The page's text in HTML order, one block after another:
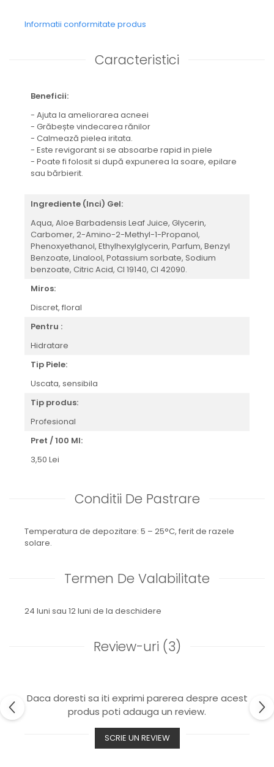
Informatii conformitate produs
Caracteristici
Beneficii:
- Ajuta la ameliorarea acneei
- Grăbește vindecarea rănilor
- Calmează pielea iritata.
- Este revigorant si se absoarbe rapid in piele
- Poate fi folosit si după expunerea la soare, epilare
sau bărbierit.
Ingrediente (Inci) Gel:
Aqua, Aloe Barbadensis Leaf Juice, Glycerin,
Carbomer, 2-Amino-2-Methyl-1-Propanol,
Phenoxyethanol, Ethylhexylglycerin, Parfum, Benzyl
Benzoate, Linalool, Potassium sorbate, Sodium
benzoate, Citric Acid, CI 19140, CI 42090.
Miros:
Discret, floral
Pentru :
Hidratare
Tip Piele:
Uscata, sensibila
Tip produs:
Profesional
Pret / 100 Ml:
3,50 Lei
Conditii De Pastrare
Temperatura de depozitare: 5 – 25°C, ferit de razele
solare.
Termen De Valabilitate
24 luni sau 12 luni de la deschidere
Review-uri (3)
Daca doresti sa iti exprimi parerea despre acest
produs poti adauga un review.
SCRIE UN REVIEW